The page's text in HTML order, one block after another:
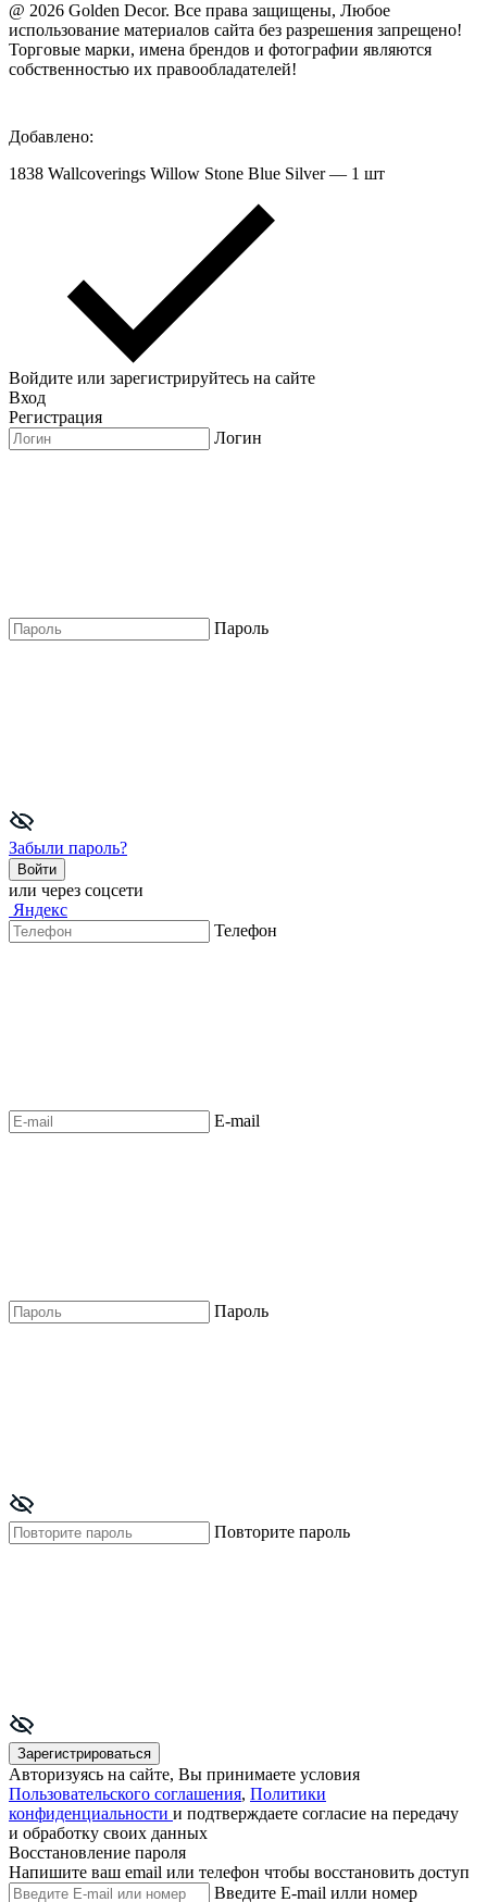
@ 2026 Golden Decor. Все права защищены, Любое
использование материалов сайта без разрешения запрещено!
Торговые марки, имена брендов и фотографии являются
собственностью их правообладателей!
Добавлено:
1838 Wallcoverings Willow Stone Blue Silver — 1 шт
Войдите или зарегистрируйтесь на сайте
Вход
Регистрация
Логин
Пароль
Забыли пароль?
Войти
или через соцсети
Яндекс
Телефон
E-mail
Пароль
Повторите пароль
Зарегистрироваться
Авторизуясь на сайте, Вы принимаете условия
Пользовательского соглашения, Политики
конфиденциальности и подтверждаете согласие на передачу
и обработку своих данных
Восстановление пароля
Напишите ваш email или телефон чтобы восстановить доступ
Введите E-mail илли номер